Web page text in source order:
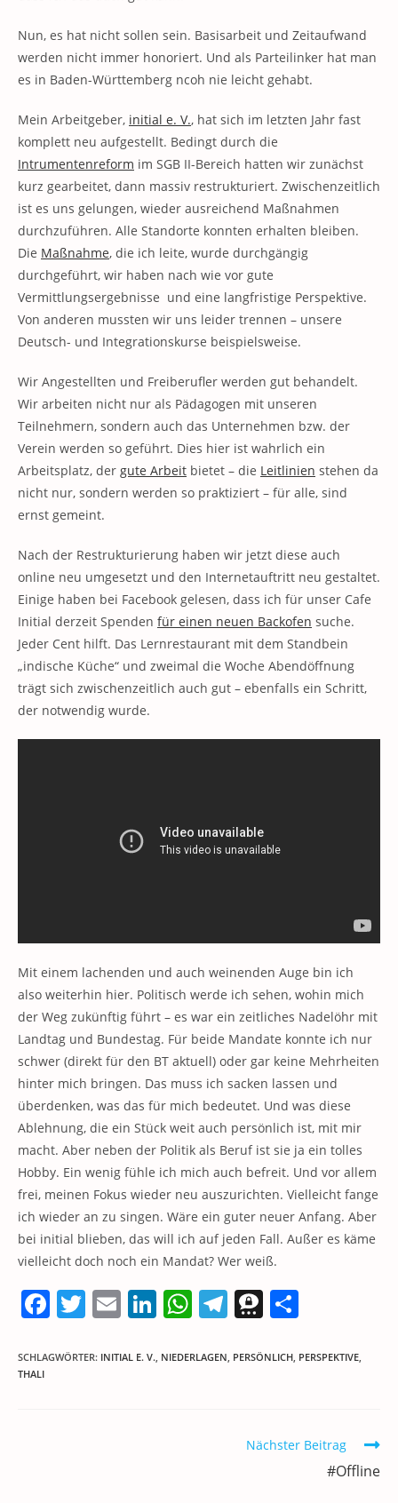
Nun, es hat nicht sollen sein. Basisarbeit und Zeitaufwand
werden nicht immer honoriert. Und als Parteilinker hat man
es in Baden-Württemberg ncoh nie leicht gehabt.
Mein Arbeitgeber, initial e. V., hat sich im letzten Jahr fast
komplett neu aufgestellt. Bedingt durch die
Intrumentenreform im SGB II-Bereich hatten wir zunächst
kurz gearbeitet, dann massiv restrukturiert. Zwischenzeitlich
ist es uns gelungen, wieder ausreichend Maßnahmen
durchzuführen. Alle Standorte konnten erhalten bleiben.
Die Maßnahme, die ich leite, wurde durchgängig
durchgeführt, wir haben nach wie vor gute
Vermittlungsergebnisse und eine langfristige Perspektive.
Von anderen mussten wir uns leider trennen – unsere
Deutsch- und Integrationskurse beispielsweise.
Wir Angestellten und Freiberufler werden gut behandelt.
Wir arbeiten nicht nur als Pädagogen mit unseren
Teilnehmern, sondern auch das Unternehmen bzw. der
Verein werden so geführt. Dies hier ist wahrlich ein
Arbeitsplatz, der gute Arbeit bietet – die Leitlinien stehen da
nicht nur, sondern werden so praktiziert – für alle, sind
ernst gemeint.
Nach der Restrukturierung haben wir jetzt diese auch
online neu umgesetzt und den Internetauftritt neu gestaltet.
Einige haben bei Facebook gelesen, dass ich für unser Cafe
Initial derzeit Spenden für einen neuen Backofen suche.
Jeder Cent hilft. Das Lernrestaurant mit dem Standbein
„indische Küche“ und zweimal die Woche Abendöffnung
trägt sich zwischenzeitlich auch gut – ebenfalls ein Schritt,
der notwendig wurde.
Mit einem lachenden und auch weinenden Auge bin ich
also weiterhin hier. Politisch werde ich sehen, wohin mich
der Weg zukünftig führt – es war ein zeitliches Nadelöhr mit
Landtag und Bundestag. Für beide Mandate konnte ich nur
schwer (direkt für den BT aktuell) oder gar keine Mehrheiten
hinter mich bringen. Das muss ich sacken lassen und
überdenken, was das für mich bedeutet. Und was diese
Ablehnung, die ein Stück weit auch persönlich ist, mit mir
macht. Aber neben der Politik als Beruf ist sie ja ein tolles
Hobby. Ein wenig fühle ich mich auch befreit. Und vor allem
frei, meinen Fokus wieder neu auszurichten. Vielleicht fange
ich wieder an zu singen. Wäre ein guter neuer Anfang. Aber
bei initial blieben, das will ich auf jeden Fall. Außer es käme
vielleicht doch noch ein Mandat? Wer weiß.
F
a
c
T
w
itt
E
m
ai
Li
n
k
W
h
at
T
el
e
m
T
h
re
a
le
SCHLAGWÖRTER: INITIAL E. V. NIEDERLAGEN PERSÖNLICH PERSPEKTIVE
THALI
Nächster Beitrag
#Offline